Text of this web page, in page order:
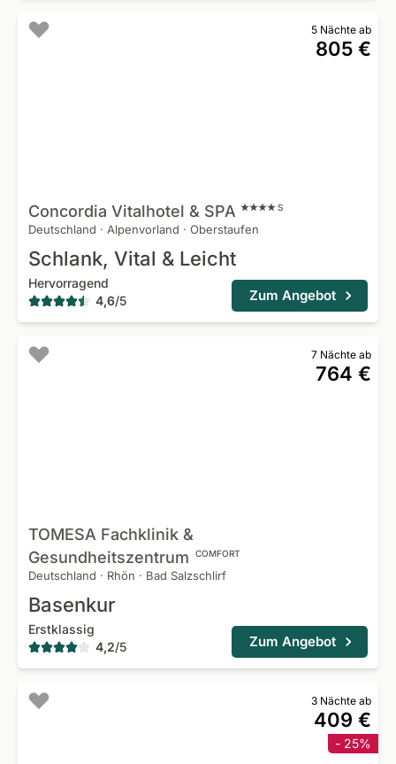
5 Nächte ab
805 €
Concordia Vitalhotel & SPA S
Deutschland · Alpenvorland · Oberstaufen
Schlank, Vital & Leicht
Hervorragend
4,6/5 Zum Angebot
7 Nächte ab
764 €
TOMESA Fachklinik &
Gesundheitszentrum
COMFORT
Deutschland · Rhön · Bad Salzschlirf
Basenkur
Erstklassig
4,2/5 Zum Angebot
3 Nächte ab
409 €
- 25%